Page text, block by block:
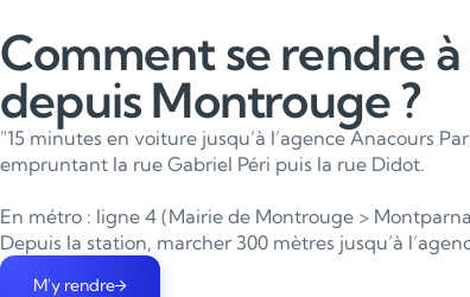
Comment se rendre
depuis Montrouge ?
"15 minutes en voiture jusqu’à l’agence Anacours
empruntant la rue Gabriel Péri puis la rue Didot.
En métro : ligne 4 (Mairie de Montrouge >
Depuis la station, marcher 300 mètres jusqu’à
M'y rendre